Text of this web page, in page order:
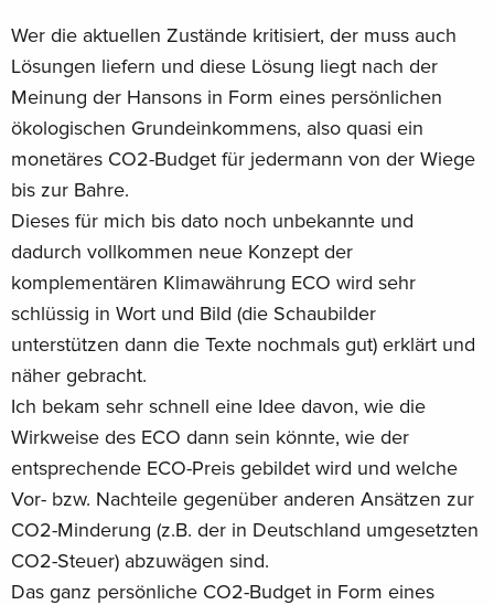
»In einer Zeit, in der Gegenwärtiges sich auflöst und nicht
mehr ins Morgen trägt, brauchen wir Bücher wie EXIT-
Strategie Klimawährung ECO.« Markus Henning (AG
Freiwirtschaft)
Report
»In einer Zeit, in der Gegenwärtiges sich auflöst und nicht
Strategie Klimawährung ECO.« Markus Henning (AG
Freiwirtschaft)
Wer die aktuellen Zustände kritisiert, der muss auch
Lösungen liefern und diese Lösung liegt nach der
Meinung der Hansons in Form eines persönlichen
ökologischen Grundeinkommens, also quasi ein
monetäres CO2-Budget für jedermann von der Wiege
bis zur Bahre.
Dieses für mich bis dato noch unbekannte und
dadurch vollkommen neue Konzept der
komplementären Klimawährung ECO wird sehr
schlüssig in Wort und Bild (die Schaubilder
unterstützen dann die Texte nochmals gut) erklärt und
näher gebracht.
Ich bekam sehr schnell eine Idee davon, wie die
Wirkweise des ECO dann sein könnte, wie der
entsprechende ECO-Preis gebildet wird und welche
Vor- bzw. Nachteile gegenüber anderen Ansätzen zur
CO2-Minderung (z.B. der in Deutschland umgesetzten
CO2-Steuer) abzuwägen sind.
Das ganz persönliche CO2-Budget in Form eines